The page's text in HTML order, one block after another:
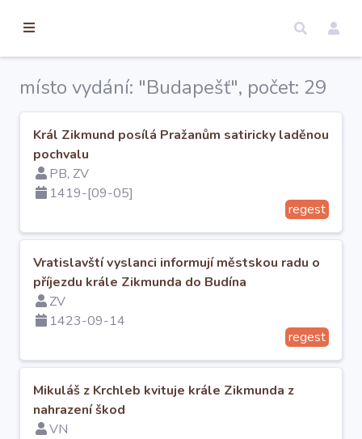
Úvod
Edice
Hledat
Mapy
Autoři
místo vydání: "Budapešť", počet: 29
Král Zikmund posílá Pražanům satiricky laděnou
pochvalu
PB, ZV
1419-[09-05]
regest
Vratislavští vyslanci informují městskou radu o
příjezdu krále Zikmunda do Budína
ZV
1423-09-14
regest
Mikuláš z Krchleb kvituje krále Zikmunda z
nahrazení škod
VN